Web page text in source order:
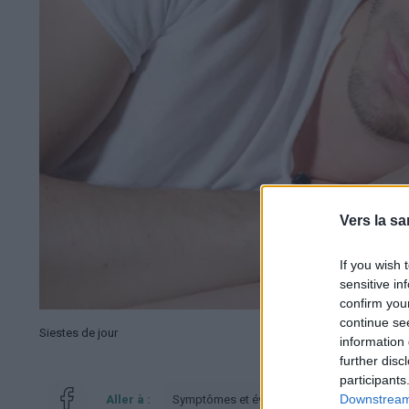
Vers la
If you wish
sensitive
confirm
continue
information
further
Siestes de jour
Aller à : Symptômes et évolution Traitement